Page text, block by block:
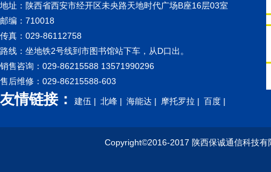
地址：陕西省西安市经开区未央路天地时代广场B座16层03室
邮编：710018
传真：029-86112758
路线：坐地铁2号线到市图书馆站下车，从D口出。
销售咨询：029-86215588 13571990296
售后维修：029-86215588-603
友情链接： 建伍 | 北峰 | 海能达 | 摩托罗拉 | 百度 |
Copyright©2016-2017 陕西保诚通信科技